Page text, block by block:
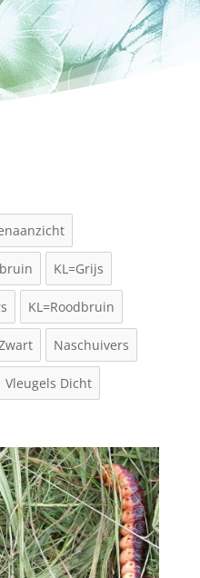
KL=Grijs
KL=Roodbruin
Naschuivers
Vleugels Dicht